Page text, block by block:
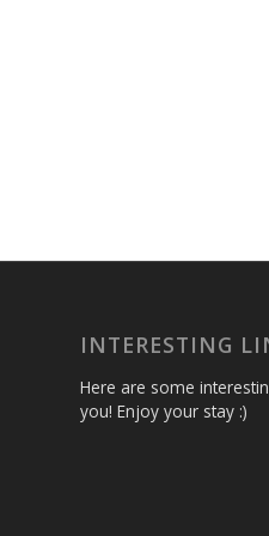
INTERESTING
Here are some
you! Enjoy your stay :)